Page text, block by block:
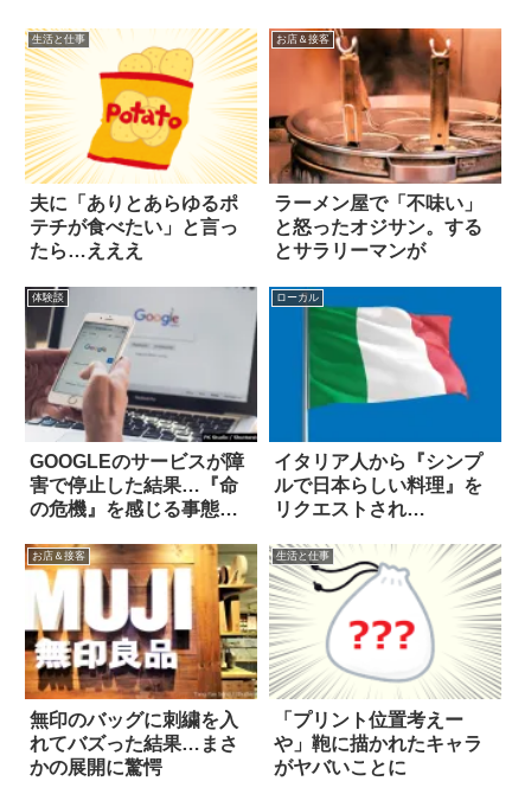
生活と仕事
夫に「ありとあらゆるポ
テチが食べたい」と言っ
たら…えええ
お店＆接客
ラーメン屋で「不味い」
と怒ったオジサン。する
とサラリーマンが
体験談
GOOGLEのサービスが障
害で停止した結果…『命
の危機』を感じる事態
ローカル
イタリア人から『シンプ
ルで日本らしい料理』を
リクエストされ…
お店＆接客
無印のバッグに刺繍を入
れてバズった結果…まさ
かの展開に驚愕
生活と仕事
「プリント位置考えー
や」鞄に描かれたキャラ
がヤバいことに